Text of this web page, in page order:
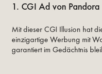
1. CGI Ad von Pandora
Mit dieser CGI Illusion hat
einzigartige Werbung mit
garantiert im Gedächtnis